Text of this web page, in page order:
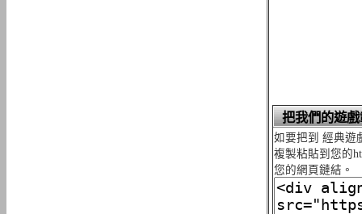
把我們的遊
如要把到 經典遊
複製粘貼到您的
您的網頁鏈結。